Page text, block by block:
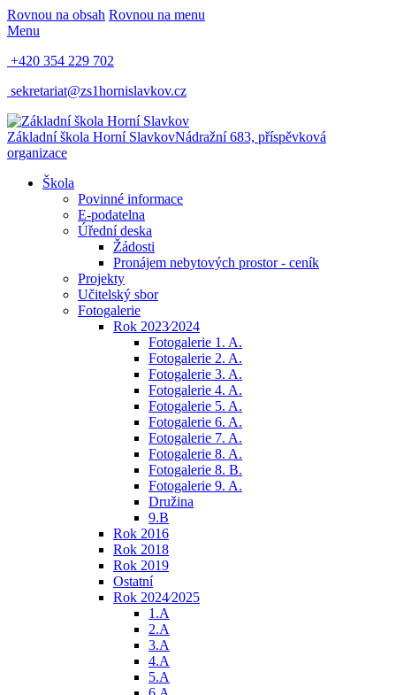
Rovnou na obsah Rovnou na menu
Menu
+420 354 229 702
sekretariat@zs1hornislavkov.cz
Základní škola Horní SlavkovNádražní 683, příspěvková
organizace
Škola
Povinné informace
E-podatelna
Úřední deska
Žádosti
Pronájem nebytových prostor - ceník
Projekty
Učitelský sbor
Fotogalerie
Rok 2023⁄2024
Fotogalerie 1. A.
Fotogalerie 2. A.
Fotogalerie 3. A.
Fotogalerie 4. A.
Fotogalerie 5. A.
Fotogalerie 6. A.
Fotogalerie 7. A.
Fotogalerie 8. A.
Fotogalerie 8. B.
Fotogalerie 9. A.
Družina
9.B
Rok 2016
Rok 2018
Rok 2019
Ostatní
Rok 2024⁄2025
1.A
2.A
3.A
4.A
5.A